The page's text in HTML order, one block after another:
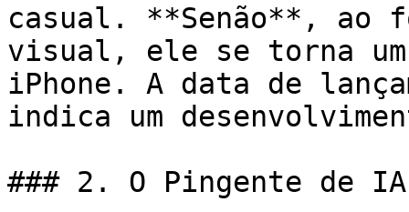
casual. **Senão**, ao
visual, ele se torna um
iPhone. A data de
indica um
### 2. O Pingente de IA